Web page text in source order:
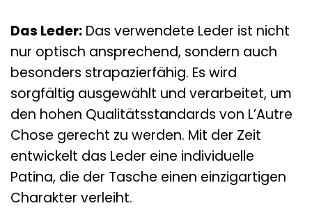
Das Leder: Das verwendete Leder ist nicht
nur optisch ansprechend, sondern auch
besonders strapazierfähig. Es wird
sorgfältig ausgewählt und verarbeitet, um
den hohen Qualitätsstandards von L’Autre
Chose gerecht zu werden. Mit der Zeit
entwickelt das Leder eine individuelle
Patina, die der Tasche einen einzigartigen
Charakter verleiht.